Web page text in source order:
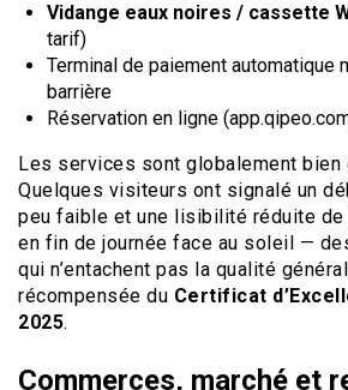
Vidange eaux noires / cassette
tarif)
Terminal de paiement automatique
barrière
Réservation en ligne
Les services sont globalement bien
Quelques visiteurs ont signalé un
peu faible et une lisibilité réduite de
en fin de journée face au soleil —
qui n’entachent pas la qualité
récompensée du Certificat
2025.
Commerces, marché et